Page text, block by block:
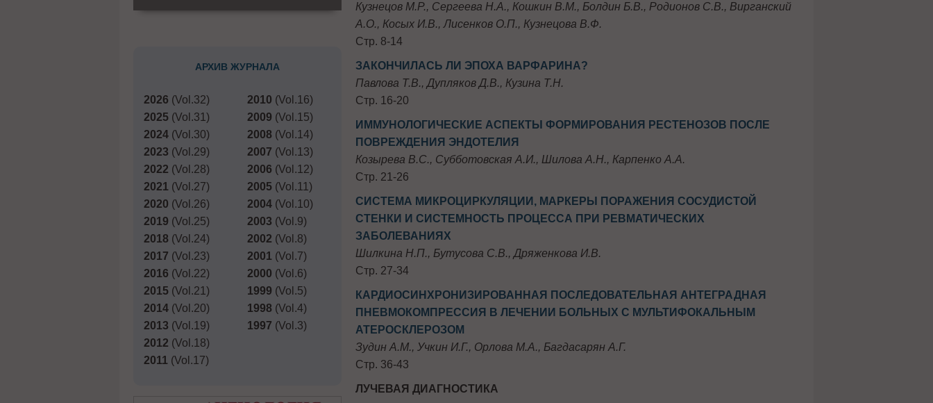
Кузнецов М.Р., Сергеева Н.А., Кошкин В.М., Болдин Б.В., Родионов С.В., Вирганский
А.О., Косых И.В., Лисенков О.П., Кузнецова В.Ф.
Стр. 8-14
ЗАКОНЧИЛАСЬ ЛИ ЭПОХА ВАРФАРИНА?
Павлова Т.В., Дупляков Д.В., Кузина Т.Н.
Стр. 16-20
ИММУНОЛОГИЧЕСКИЕ АСПЕКТЫ ФОРМИРОВАНИЯ РЕСТЕНОЗОВ ПОСЛЕ
ПОВРЕЖДЕНИЯ ЭНДОТЕЛИЯ
Козырева В.С., Субботовская А.И., Шилова А.Н., Карпенко А.А.
Стр. 21-26
СИСТЕМА МИКРОЦИРКУЛЯЦИИ, МАРКЕРЫ ПОРАЖЕНИЯ СОСУДИСТОЙ
СТЕНКИ И СИСТЕМНОСТЬ ПРОЦЕССА ПРИ РЕВМАТИЧЕСКИХ
ЗАБОЛЕВАНИЯХ
Шилкина Н.П., Бутусова С.В., Дряженкова И.В.
Стр. 27-34
КАРДИОСИНХРОНИЗИРОВАННАЯ ПОСЛЕДОВАТЕЛЬНАЯ АНТЕГРАДНАЯ
ПНЕВМОКОМПРЕССИЯ В ЛЕЧЕНИИ БОЛЬНЫХ С МУЛЬТИФОКАЛЬНЫМ
АТЕРОСКЛЕРОЗОМ
Зудин А.М., Учкин И.Г., Орлова М.А., Багдасарян А.Г.
Стр. 36-43
ЛУЧЕВАЯ ДИАГНОСТИКА
АРХИВ ЖУРНАЛА
2026 (Vol.32)
2025 (Vol.31)
2024 (Vol.30)
2023 (Vol.29)
2022 (Vol.28)
2021 (Vol.27)
2020 (Vol.26)
2019 (Vol.25)
2018 (Vol.24)
2017 (Vol.23)
2016 (Vol.22)
2015 (Vol.21)
2014 (Vol.20)
2013 (Vol.19)
2012 (Vol.18)
2011 (Vol.17)
2010 (Vol.16)
2009 (Vol.15)
2008 (Vol.14)
2007 (Vol.13)
2006 (Vol.12)
2005(Vol.11)
2004(Vol.10)
2003 (Vol.9)
2002 (Vol.8)
2001 (Vol.7)
2000 (Vol.6)
1999 (Vol.5)
1998 (Vol.4)
1997 (Vol.3)